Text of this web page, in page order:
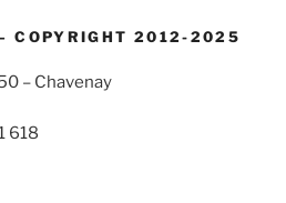
COPYRIGHT 2012-2025
– Chavenay
618